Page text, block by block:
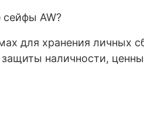
сейфы AW?
для хранения личных
наличности,